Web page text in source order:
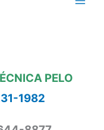
PELO
1982